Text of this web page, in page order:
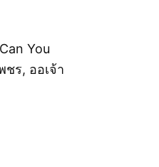
You
ชร, ออเจ้า